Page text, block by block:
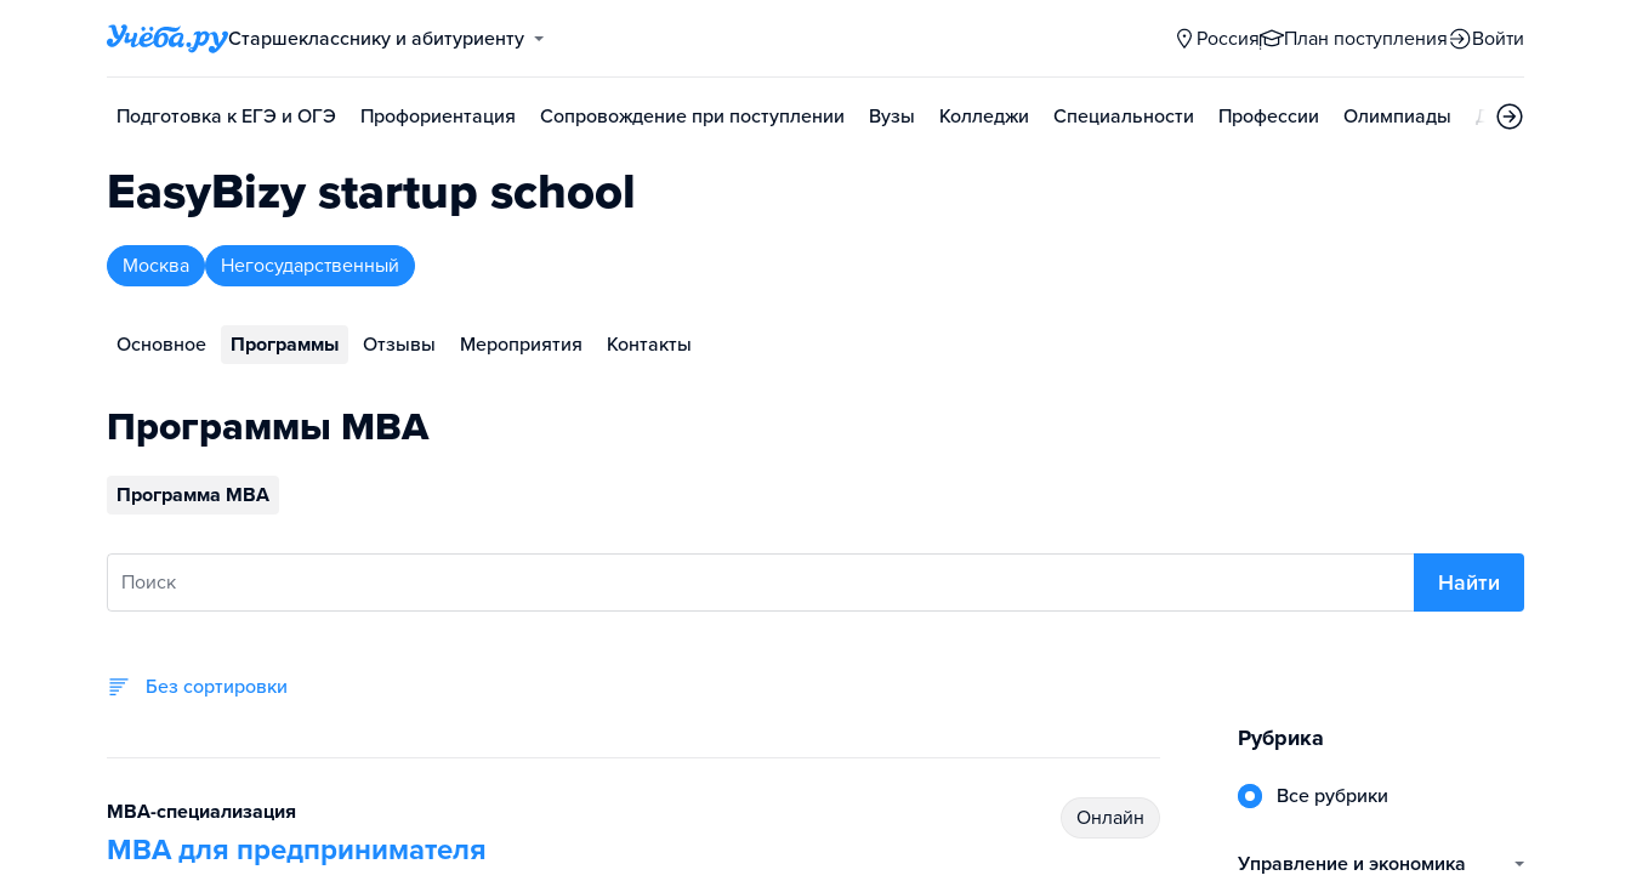
Старшекласснику и абитуриенту Россия План поступления Войти
Подготовка к ЕГЭ и ОГЭ Профориентация Сопровождение при поступлении Вузы Колледжи Специальности Профессии Олимпиады Дни открытых
EasyBizy startup school
Москва Негосударственный
Основное Программы Отзывы Мероприятия Контакты
Программы MBA
Программа MBA
Поиск Найти
Без сортировки
MBA-специализация
MBA для предпринимателя
Онлайн
Рубрика
Все рубрики
управление и экономика